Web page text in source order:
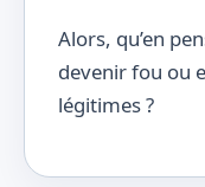
Alors, qu’en
devenir fou ou
légitimes ?